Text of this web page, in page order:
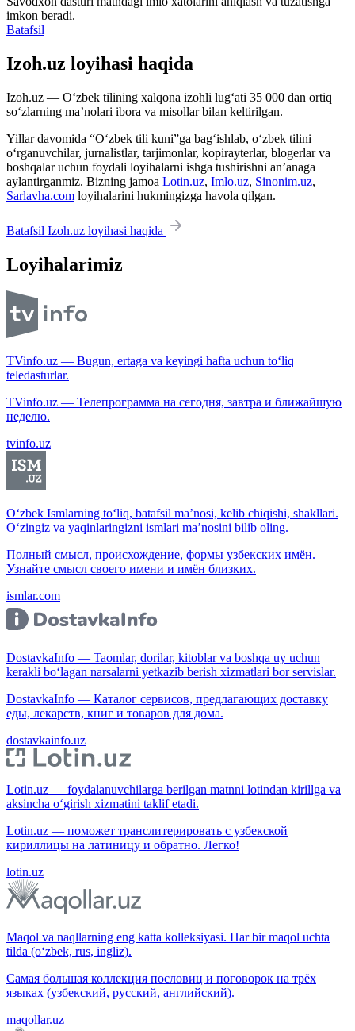
imkon beradi.
Batafsil
Izoh.uz loyihasi haqida
Izoh.uz — O‘zbek tilining xalqona izohli lug‘ati 35 000 dan ortiq
so‘zlarning ma’nolari ibora va misollar bilan keltirilgan.
Yillar davomida “O‘zbek tili kuni”ga bag‘ishlab, o‘zbek tilini
o‘rganuvchilar, jurnalistlar, tarjimonlar, kopirayterlar, blogerlar va
boshqalar uchun foydali loyihalarni ishga tushirishni an’anaga
aylantirganmiz. Bizning jamoa Lotin.uz, Imlo.uz, Sinonim.uz,
Sarlavha.com loyihalarini hukmingizga havola qilgan.
Batafsil Izoh.uz loyihasi haqida
Loyihalarimiz
TVinfo.uz — Bugun, ertaga va keyingi hafta uchun to‘liq
teledasturlar.
TVinfo.uz — Телепрограмма на сегодня, завтра и ближайшую
неделю.
tvinfo.uz
O‘zbek Ismlarning to‘liq, batafsil ma’nosi, kelib chiqishi, shakllari.
O‘zingiz va yaqinlaringizni ismlari ma’nosini bilib oling.
Полный смысл, происхождение, формы узбекских имён.
Узнайте смысл своего имени и имён близких.
ismlar.com
DostavkaInfo — Taomlar, dorilar, kitoblar va boshqa uy uchun
kerakli bo‘lagan narsalarni yetkazib berish xizmatlari bor servislar.
DostavkaInfo — Каталог сервисов, предлагающих доставку
еды, лекарств, книг и товаров для дома.
dostavkainfo.uz
Lotin.uz — foydalanuvchilarga berilgan matnni lotindan kirillga va
aksincha o‘girish xizmatini taklif etadi.
Lotin.uz — поможет транслитерировать с узбекской
кириллицы на латиницу и обратно. Легко!
lotin.uz
Maqol va naqllarning eng katta kolleksiyasi. Har bir maqol uchta
tilda (o‘zbek, rus, ingliz).
Самая большая коллекция пословиц и поговорок на трёх
языках (узбекский, русский, английский).
maqollar.uz